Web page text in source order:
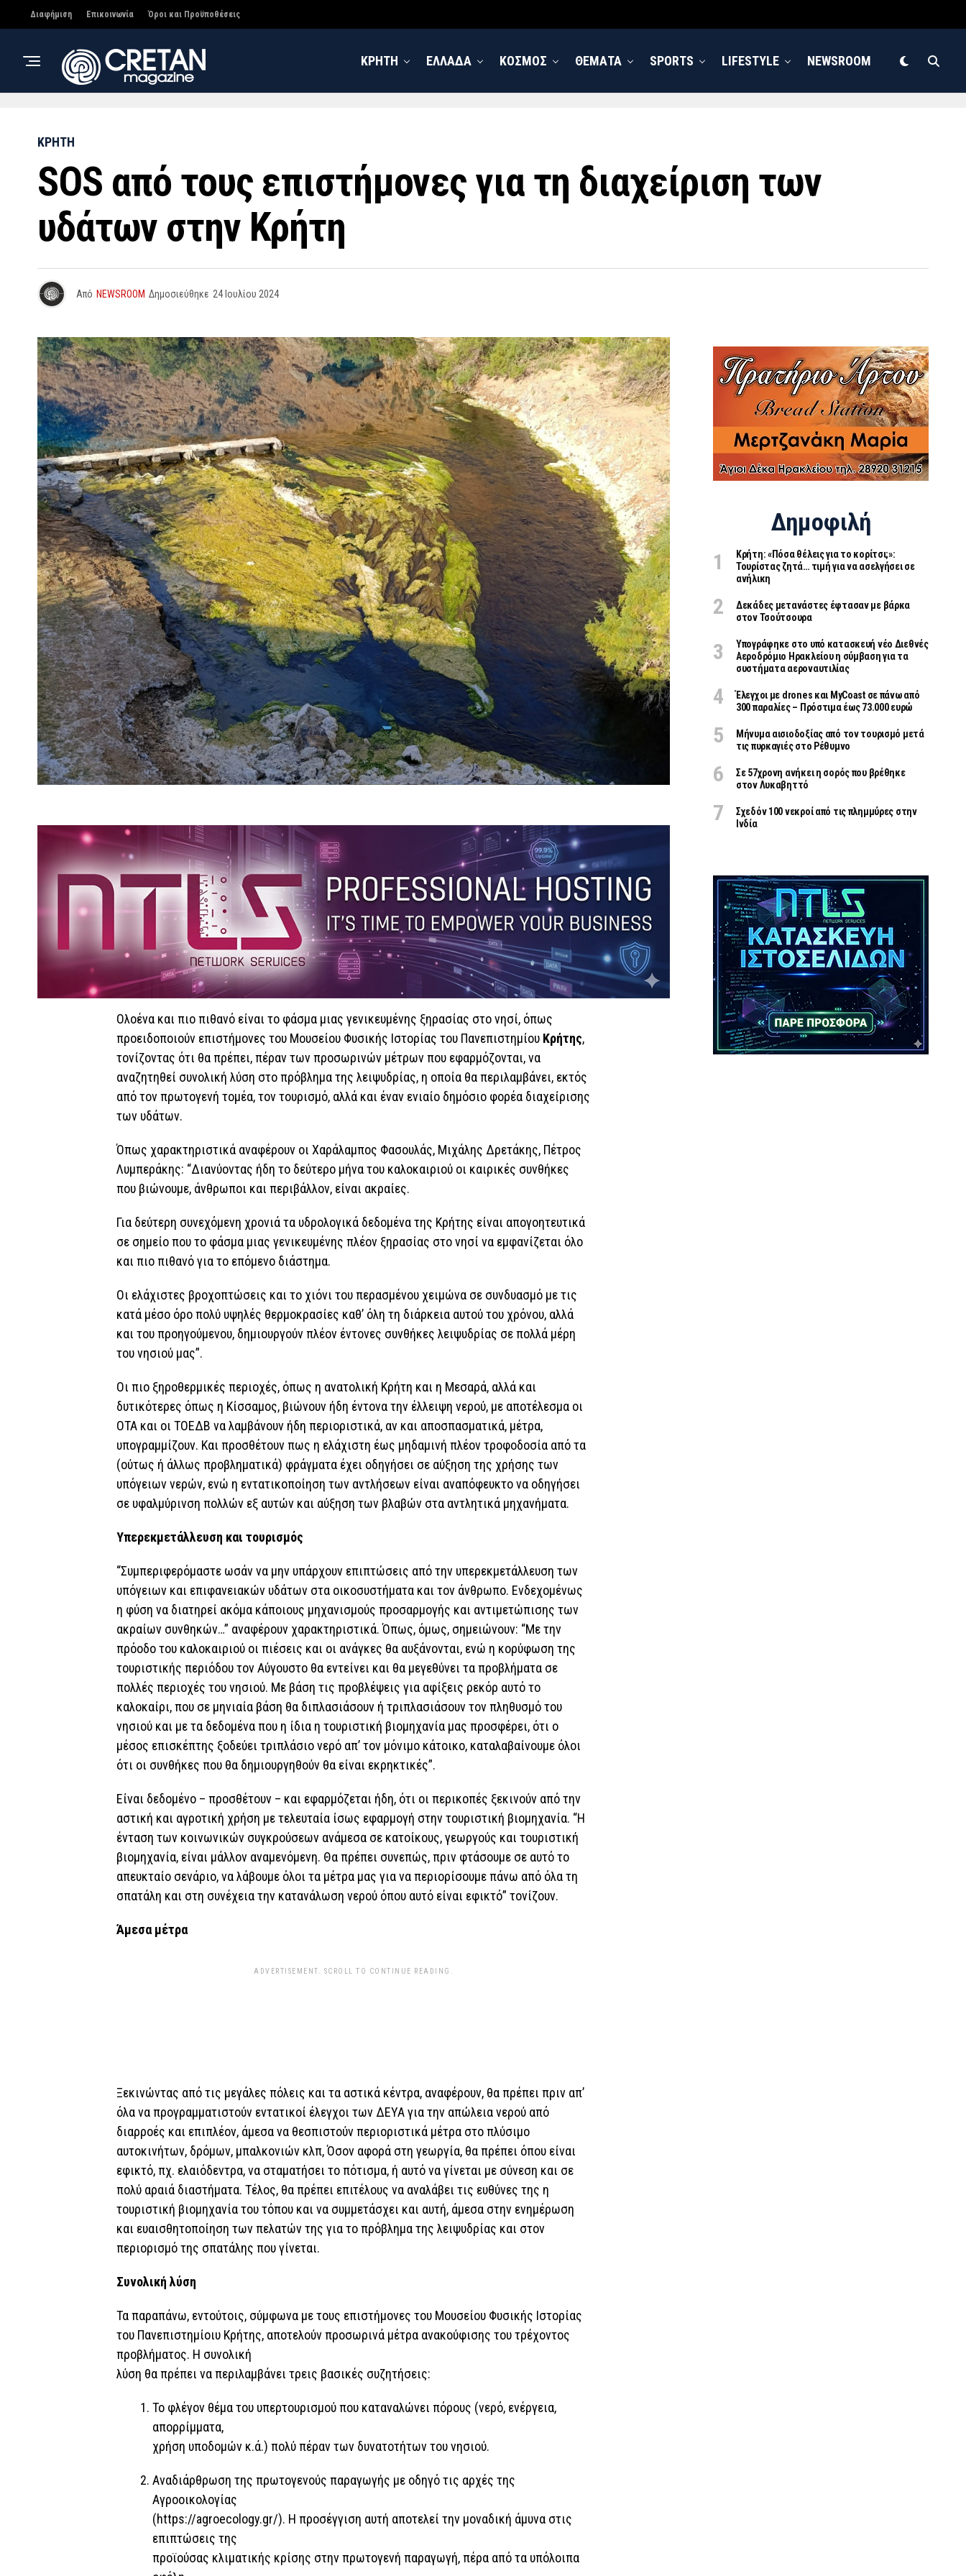
Διαφήμιση Επικοινωνία Όροι και Προϋποθέσεις
ΚΡΗΤΗ ΕΛΛΑΔΑ ΚΟΣΜΟΣ ΘΕΜΑΤΑ SPORTS LIFESTYLE NEWSROOM
ΚΡΗΤΗ
SOS από τους επιστήμονες για τη διαχείριση των
υδάτων στην Κρήτη
Από NEWSROOM Δημοσιεύθηκε 24 Ιουλίου 2024
Ολοένα και πιο πιθανό είναι το φάσμα μιας γενικευμένης ξηρασίας στο νησί, όπως
προειδοποιούν επιστήμονες του Μουσείου Φυσικής Ιστορίας του Πανεπιστημίου Κρήτης,
τονίζοντας ότι θα πρέπει, πέραν των προσωρινών μέτρων που εφαρμόζονται, να
αναζητηθεί συνολική λύση στο πρόβλημα της λειψυδρίας, η οποία θα περιλαμβάνει, εκτός
από τον πρωτογενή τομέα, τον τουρισμό, αλλά και έναν ενιαίο δημόσιο φορέα διαχείρισης
των υδάτων.
Όπως χαρακτηριστικά αναφέρουν οι Χαράλαμπος Φασουλάς, Μιχάλης Δρετάκης, Πέτρος
Λυμπεράκης: “Διανύοντας ήδη το δεύτερο μήνα του καλοκαιριού οι καιρικές συνθήκες
που βιώνουμε, άνθρωποι και περιβάλλον, είναι ακραίες.
Για δεύτερη συνεχόμενη χρονιά τα υδρολογικά δεδομένα της Κρήτης είναι απογοητευτικά
σε σημείο που το φάσμα μιας γενικευμένης πλέον ξηρασίας στο νησί να εμφανίζεται όλο
και πιο πιθανό για το επόμενο διάστημα.
Οι ελάχιστες βροχοπτώσεις και το χιόνι του περασμένου χειμώνα σε συνδυασμό με τις
κατά μέσο όρο πολύ υψηλές θερμοκρασίες καθ’ όλη τη διάρκεια αυτού του χρόνου, αλλά
και του προηγούμενου, δημιουργούν πλέον έντονες συνθήκες λειψυδρίας σε πολλά μέρη
του νησιού μας”.
Οι πιο ξηροθερμικές περιοχές, όπως η ανατολική Κρήτη και η Μεσαρά, αλλά και
δυτικότερες όπως η Κίσσαμος, βιώνουν ήδη έντονα την έλλειψη νερού, με αποτέλεσμα οι
ΟΤΑ και οι ΤΟΕΔΒ να λαμβάνουν ήδη περιοριστικά, αν και αποσπασματικά, μέτρα,
υπογραμμίζουν. Και προσθέτουν πως η ελάχιστη έως μηδαμινή πλέον τροφοδοσία από τα
(ούτως ή άλλως προβληματικά) φράγματα έχει οδηγήσει σε αύξηση της χρήσης των
υπόγειων νερών, ενώ η εντατικοποίηση των αντλήσεων είναι αναπόφευκτο να οδηγήσει
σε υφαλμύρινση πολλών εξ αυτών και αύξηση των βλαβών στα αντλητικά μηχανήματα.
Υπερεκμετάλλευση και τουρισμός
“Συμπεριφερόμαστε ωσάν να μην υπάρχουν επιπτώσεις από την υπερεκμετάλλευση των
υπόγειων και επιφανειακών υδάτων στα οικοσυστήματα και τον άνθρωπο. Ενδεχομένως
η φύση να διατηρεί ακόμα κάποιους μηχανισμούς προσαρμογής και αντιμετώπισης των
ακραίων συνθηκών…” αναφέρουν χαρακτηριστικά. Όπως, όμως, σημειώνουν: “Με την
πρόοδο του καλοκαιριού οι πιέσεις και οι ανάγκες θα αυξάνονται, ενώ η κορύφωση της
τουριστικής περιόδου τον Αύγουστο θα εντείνει και θα μεγεθύνει τα προβλήματα σε
πολλές περιοχές του νησιού. Με βάση τις προβλέψεις για αφίξεις ρεκόρ αυτό το
καλοκαίρι, που σε μηνιαία βάση θα διπλασιάσουν ή τριπλασιάσουν τον πληθυσμό του
νησιού και με τα δεδομένα που η ίδια η τουριστική βιομηχανία μας προσφέρει, ότι ο
μέσος επισκέπτης ξοδεύει τριπλάσιο νερό απ’ τον μόνιμο κάτοικο, καταλαβαίνουμε όλοι
ότι οι συνθήκες που θα δημιουργηθούν θα είναι εκρηκτικές”.
Είναι δεδομένο – προσθέτουν – και εφαρμόζεται ήδη, ότι οι περικοπές ξεκινούν από την
αστική και αγροτική χρήση με τελευταία ίσως εφαρμογή στην τουριστική βιομηχανία. “Η
ένταση των κοινωνικών συγκρούσεων ανάμεσα σε κατοίκους, γεωργούς και τουριστική
βιομηχανία, είναι μάλλον αναμενόμενη. Θα πρέπει συνεπώς, πριν φτάσουμε σε αυτό το
απευκταίο σενάριο, να λάβουμε όλοι τα μέτρα μας για να περιορίσουμε πάνω από όλα τη
σπατάλη και στη συνέχεια την κατανάλωση νερού όπου αυτό είναι εφικτό” τονίζουν.
Άμεσα μέτρα
ADVERTISEMENT. SCROLL TO CONTINUE READING.
Ξεκινώντας από τις μεγάλες πόλεις και τα αστικά κέντρα, αναφέρουν, θα πρέπει πριν απ’
όλα να προγραμματιστούν εντατικοί έλεγχοι των ΔΕΥΑ για την απώλεια νερού από
διαρροές και επιπλέον, άμεσα να θεσπιστούν περιοριστικά μέτρα στο πλύσιμο
αυτοκινήτων, δρόμων, μπαλκονιών κλπ, Όσον αφορά στη γεωργία, θα πρέπει όπου είναι
εφικτό, πχ. ελαιόδεντρα, να σταματήσει το πότισμα, ή αυτό να γίνεται με σύνεση και σε
πολύ αραιά διαστήματα. Τέλος, θα πρέπει επιτέλους να αναλάβει τις ευθύνες της η
τουριστική βιομηχανία του τόπου και να συμμετάσχει και αυτή, άμεσα στην ενημέρωση
και ευαισθητοποίηση των πελατών της για το πρόβλημα της λειψυδρίας και στον
περιορισμό της σπατάλης που γίνεται.
Συνολική λύση
Τα παραπάνω, εντούτοις, σύμφωνα με τους επιστήμονες του Μουσείου Φυσικής Ιστορίας
του Πανεπιστημίοιυ Κρήτης, αποτελούν προσωρινά μέτρα ανακούφισης του τρέχοντος
προβλήματος. Η συνολική
λύση θα πρέπει να περιλαμβάνει τρεις βασικές συζητήσεις:
Το φλέγον θέμα του υπερτουρισμού που καταναλώνει πόρους (νερό, ενέργεια,
απορρίμματα,
χρήση υποδομών κ.ά.) πολύ πέραν των δυνατοτήτων του νησιού.
Αναδιάρθρωση της πρωτογενούς παραγωγής με οδηγό τις αρχές της
Αγροοικολογίας
(https://agroecology.gr/). Η προσέγγιση αυτή αποτελεί την μοναδική άμυνα στις
επιπτώσεις της
προϊούσας κλιματικής κρίσης στην πρωτογενή παραγωγή, πέρα από τα υπόλοιπα
Δημοφιλή
Κρήτη: «Πόσα θέλεις για το κορίτσι;»:
Τουρίστας ζητά… τιμή για να ασελγήσει σε
ανήλικη
Δεκάδες μετανάστες έφτασαν με βάρκα
στον Τσούτσουρα
Υπογράφηκε στο υπό κατασκευή νέο Διεθνές
Αεροδρόμιο Ηρακλείου η σύμβαση για τα
συστήματα αεροναυτιλίας
Έλεγχοι με drones και MyCoast σε πάνω από
300 παραλίες – Πρόστιμα έως 73.000 ευρώ
Μήνυμα αισιοδοξίας από τον τουρισμό μετά
τις πυρκαγιές στο Ρέθυμνο
Σε 57χρονη ανήκει η σορός που βρέθηκε
στον Λυκαβηττό
Σχεδόν 100 νεκροί από τις πλημμύρες στην
Ινδία